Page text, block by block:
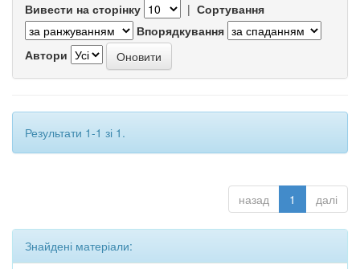
Вивести на сторінку | Сортування
Впорядкування
Автори
Результати 1-1 зі 1.
назад 1 далі
Знайдені матеріали: